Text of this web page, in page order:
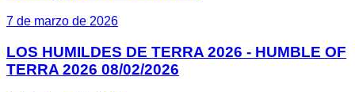
7 de marzo de 2026
LOS HUMILDES DE TERRA 2026 - HUMBLE OF
TERRA 2026 08/02/2026